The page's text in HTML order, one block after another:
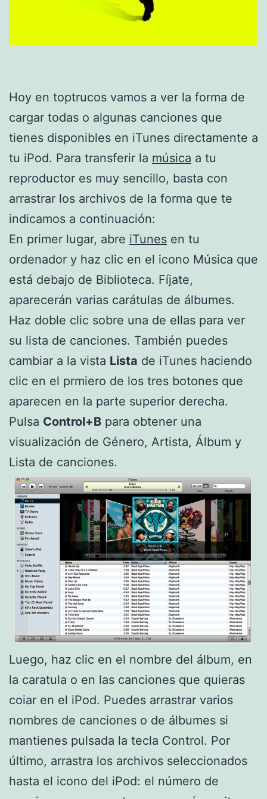
Hoy en toptrucos vamos a ver la forma de
cargar todas o algunas canciones que
tienes disponibles en iTunes directamente a
tu iPod. Para transferir la música a tu
reproductor es muy sencillo, basta con
arrastrar los archivos de la forma que te
indicamos a continuación:
En primer lugar, abre iTunes en tu
ordenador y haz clic en el icono Música que
está debajo de Biblioteca. Fíjate,
aparecerán varias carátulas de álbumes.
Haz doble clic sobre una de ellas para ver
su lista de canciones. También puedes
cambiar a la vista Lista de iTunes haciendo
clic en el prmiero de los tres botones que
aparecen en la parte superior derecha.
Pulsa Control+B para obtener una
visualización de Género, Artista, Álbum y
Lista de canciones.
Luego, haz clic en el nombre del álbum, en
la caratula o en las canciones que quieras
coiar en el iPod. Puedes arrastrar varios
nombres de canciones o de álbumes si
mantienes pulsada la tecla Control. Por
último, arrastra los archivos seleccionados
hasta el icono del iPod: el número de